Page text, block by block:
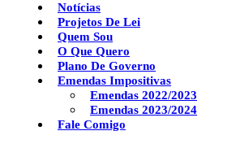
Notícias
Projetos De Lei
Quem Sou
O Que Quero
Plano De Governo
Emendas Impositivas
Emendas 2022/2023
Emendas 2023/2024
Fale Comigo